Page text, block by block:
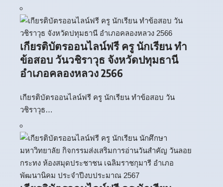
เกียรติบัตรออนไลน์ฟรี ครู นักเรียน ทำ
ข้อสอบ วันวชิราวุธ จังหวัดปทุมธานี
อำเภอคลองหลวง 2566
เกียรติบัตรออนไลน์ฟรี ครู นักเรียน ทำข้อสอบ วัน
วชิราวุธ…